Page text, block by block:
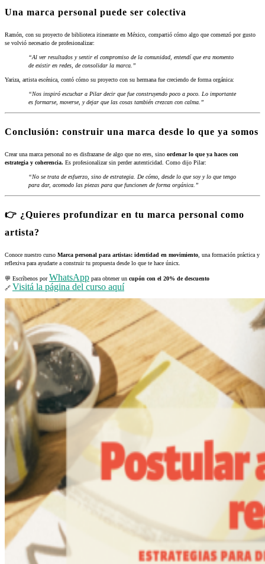
Una marca personal puede ser colectiva
Ramón, con su proyecto de biblioteca itinerante en México, compartió cómo algo que comenzó por gusto
se volvió necesario de profesionalizar:
“Al ver resultados y sentir el compromiso de la comunidad, entendí que era momento
de existir en redes, de consolidar la marca.”
Yariza, artista escénica, contó cómo su proyecto con su hermana fue creciendo de forma orgánica:
“Nos inspiró escuchar a Pilar decir que fue construyendo poco a poco. Lo importante
es formarse, moverse, y dejar que las cosas también crezcan con calma.”
Conclusión: construir una marca desde lo que ya somos
Crear una marca personal no es disfrazarse de algo que no eres, sino ordenar lo que ya haces con
estrategia y coherencia. Es profesionalizar sin perder autenticidad. Como dijo Pilar:
“No se trata de esfuerzo, sino de estrategia. De cómo, desde lo que soy y lo que tengo
para dar, acomodo las piezas para que funcionen de forma orgánica.”
👉 ¿Quieres profundizar en tu marca personal como
artista?
Conoce nuestro curso Marca personal para artistas: identidad en movimiento , una formación práctica y
reflexiva para ayudarte a construir tu propuesta desde lo que te hace únicx.
💬 Escríbenos porWhatsApp para obtener un cupón con el 20% de descuento
🔗 Visitá la página del curso aquí